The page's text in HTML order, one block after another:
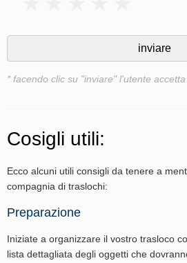
* facendo clic su "inviare" l'utente accetta
Cosigli utili:
Ecco alcuni utili consigli da tenere a
compagnia di traslochi:
Preparazione
Iniziate a organizzare il vostro trasloco
lista dettagliata degli oggetti che